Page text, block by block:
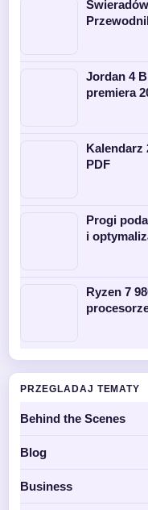
Jordan 4
premiera
Kalendarz
PDF
Progi
i
Ryzen 7
PRZEGLADAJ TEMATY
Behind the Scenes
Blog
Business